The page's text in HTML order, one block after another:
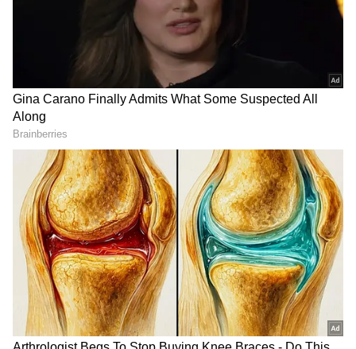
2
5
Image Credit :Asianet News
மேஷம் — தொழிலில் தங்கமழை!
மேஷ ராசிக்காரர்களுக்கு சூர்யன் அதிபதி